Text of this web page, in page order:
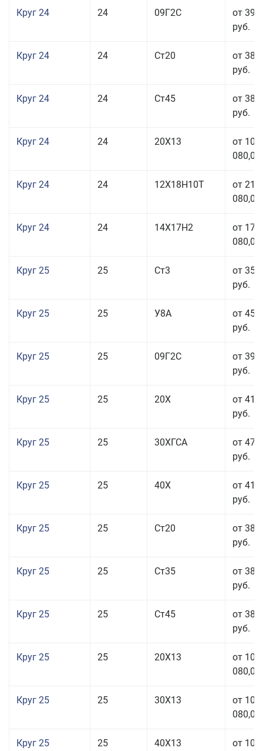
Круг 24 24 09Г2С
от 39
руб.
Круг 24 24 Ст20
от 38
руб.
Круг 24 24 Ст45
от 38
руб.
Круг 24 24 20Х13
от 103
080,00
Круг 24 24 12Х18Н10Т
от 211
080,00
Круг 24 24 14Х17Н2
от 178
080,00
Круг 25 25 Ст3
от 35
руб.
Круг 25 25 У8А
от 45
руб.
Круг 25 25 09Г2С
от 39
руб.
Круг 25 25 20Х
от 41
руб.
Круг 25 25 30ХГСА
от 47
руб.
Круг 25 25 40Х
от 41
руб.
Круг 25 25 Ст20
от 38
руб.
Круг 25 25 Ст35
от 38
руб.
Круг 25 25 Ст45
от 38
руб.
Круг 25 25 20Х13
от 103
080,00
Круг 25 25 30Х13
от 103
080,00
Круг 25 25 40Х13
от 103